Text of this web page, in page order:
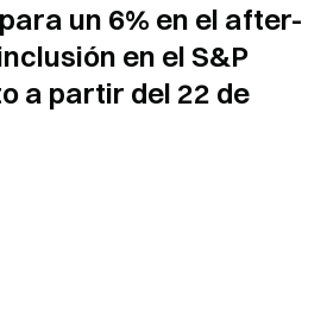
un 6% en el after-
en el S&P
a partir del 22 de